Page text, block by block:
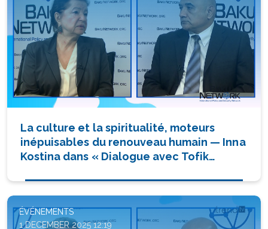
La culture et la spiritualité, moteurs
inépuisables du renouveau humain — Inna
Kostina dans « Dialogue avec Tofik
ÉVÉNEMENTS
1 DECEMBER 2025 12:19